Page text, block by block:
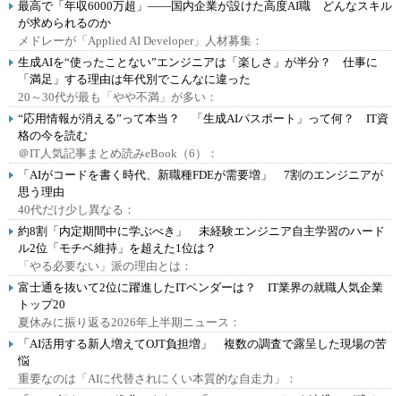
最高で「年収6000万超」――国内企業が設けた高度AI職 どんなスキル
が求められるのか
メドレーが「Applied AI Developer」人材募集：
生成AIを“使ったことない”エンジニアは「楽しさ」が半分？ 仕事に
「満足」する理由は年代別でこんなに違った
20～30代が最も「やや不満」が多い：
“応用情報が消える”って本当？ 「生成AIパスポート」って何？ IT資
格の今を読む
＠IT人気記事まとめ読みeBook（6）：
「AIがコードを書く時代、新職種FDEが需要増」 7割のエンジニアが
思う理由
40代だけ少し異なる：
約8割「内定期間中に学ぶべき」 未経験エンジニア自主学習のハード
ル2位「モチベ維持」を超えた1位は？
「やる必要ない」派の理由とは：
富士通を抜いて2位に躍進したITベンダーは？ IT業界の就職人気企業
トップ20
夏休みに振り返る2026年上半期ニュース：
「AI活用する新人増えてOJT負担増」 複数の調査で露呈した現場の苦
悩
重要なのは「AIに代替されにくい本質的な自走力」：